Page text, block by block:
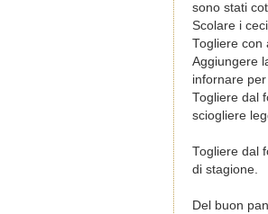
sono stati
Scolare i
Togliere con
Aggiungere
infornare
Togliere dal
sciogliere
Togliere dal
di stagione.
Del buon